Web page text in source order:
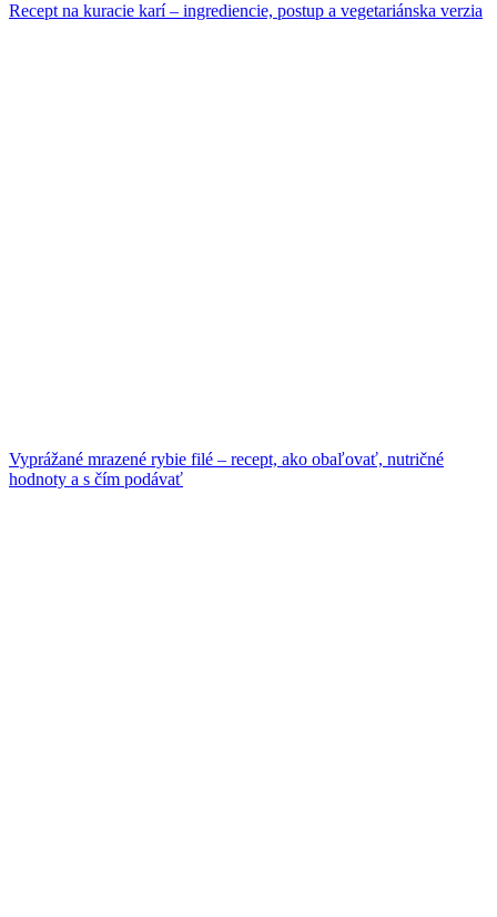
Recept na kuracie karí – ingrediencie, postup a vegetariánska verzia
Vyprážané mrazené rybie filé – recept, ako obaľovať, nutričné
hodnoty a s čím podávať